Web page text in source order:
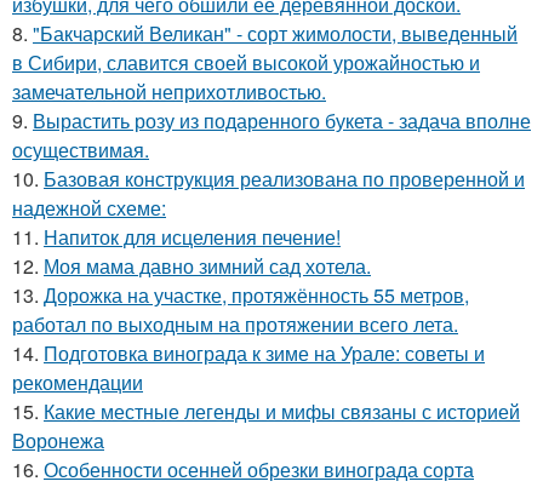
8. "Бакчарский Великан" - сорт жимолости, выведенный
в Сибири, славится своей высокой урожайностью и
замечательной неприхотливостью.
9. Вырастить розу из подаренного букета - задача вполне
осуществимая.
10. Базовая конструкция реализована по проверенной и
надежной схеме:
11. Напиток для исцеления печение!
12. Моя мама давно зимний сад хотела.
13. Дорожка на участке, протяжённость 55 метров,
работал по выходным на протяжении всего лета.
14. Подготовка винограда к зиме на Урале: советы и
рекомендации
15. Какие местные легенды и мифы связаны с историей
Воронежа
16. Особенности осенней обрезки винограда сорта